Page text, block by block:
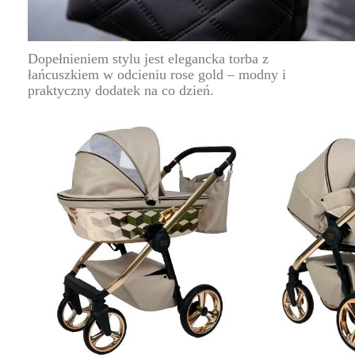
Dopełnieniem stylu jest elegancka torba z
łańcuszkiem w odcieniu rose gold – modny i
praktyczny dodatek na co dzień.